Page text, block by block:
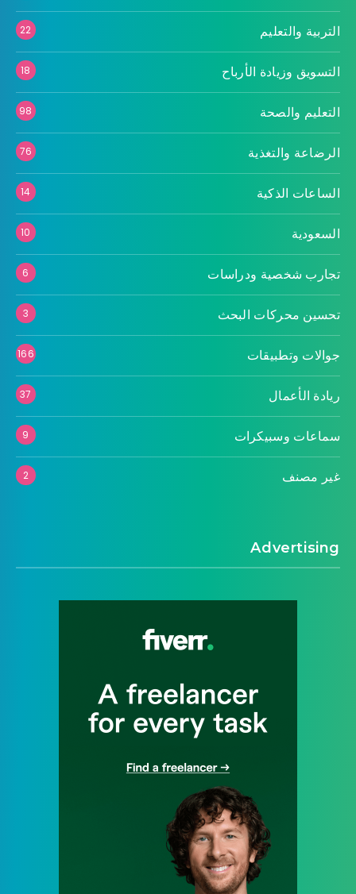
التربية والتعليم 22
التسويق وزيادة الأرباح 18
التعليم والصحة 98
الرضاعة والتغذية 76
الساعات الذكية 14
السعودية 10
تجارب شخصية ودراسات 6
تحسين محركات البحث 3
جوالات وتطبيقات 166
ريادة الأعمال 37
سماعات وسبيكرات 9
غير مصنف 2
Advertising